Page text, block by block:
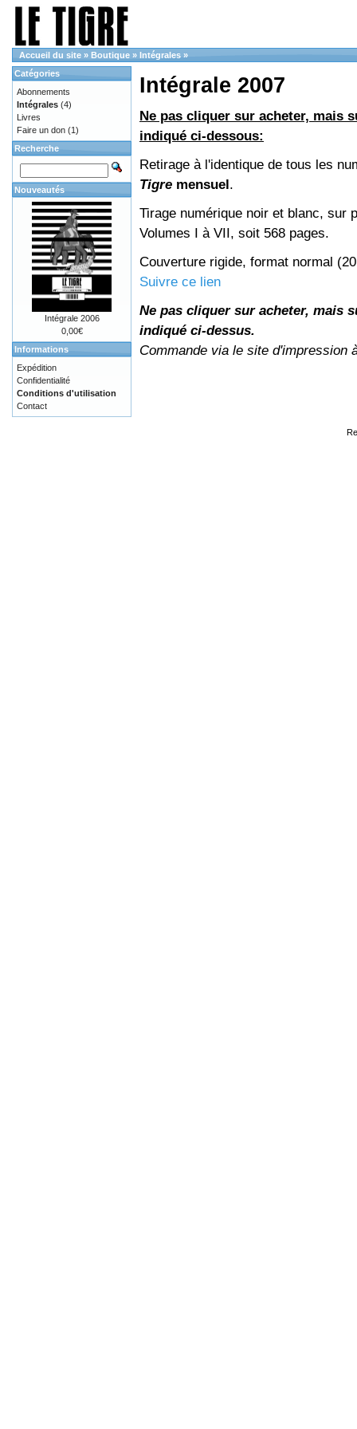
Accueil du site » Boutique » Intégrales »
Intégrale 2007
Ne pas cliquer sur acheter, mais
indiqué ci-dessous:
Retirage à l'identique de tous les
Tigre mensuel.
Tirage numérique noir et blanc, sur
Volumes I à VII, soit 568 pages.
Couverture rigide, format normal
Suivre ce lien
Ne pas cliquer sur acheter, mais
indiqué ci-dessus.
Commande via le site d'impression
Catégories
Abonnements
Intégrales (4)
Livres
Faire un don (1)
Recherche
Nouveautés
Intégrale 2006
0,00€
Informations
Expédition
Confidentialité
Conditions d'utilisation
Contact